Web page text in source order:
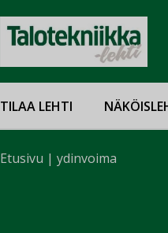
TILAA LEHTI
Etusivu | ydinvoima